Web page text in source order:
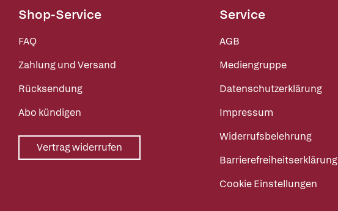
Shop-Service
FAQ
Zahlung und Versand
Rücksendung
Abo kündigen
Vertrag widerrufen
Service
AGB
Mediengruppe
Datenschutzerklärung
Impressum
Widerrufsbelehrung
Barrierefreiheitserklärung
Cookie Einstellungen